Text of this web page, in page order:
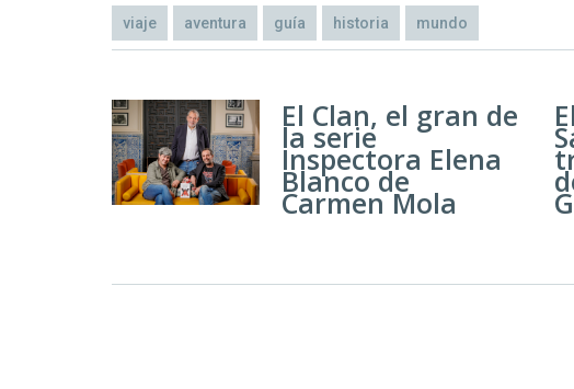
viaje aventura guía historia mundo
El Clan, el gran de
la serie
Inspectora Elena
Blanco de
Carmen Mola